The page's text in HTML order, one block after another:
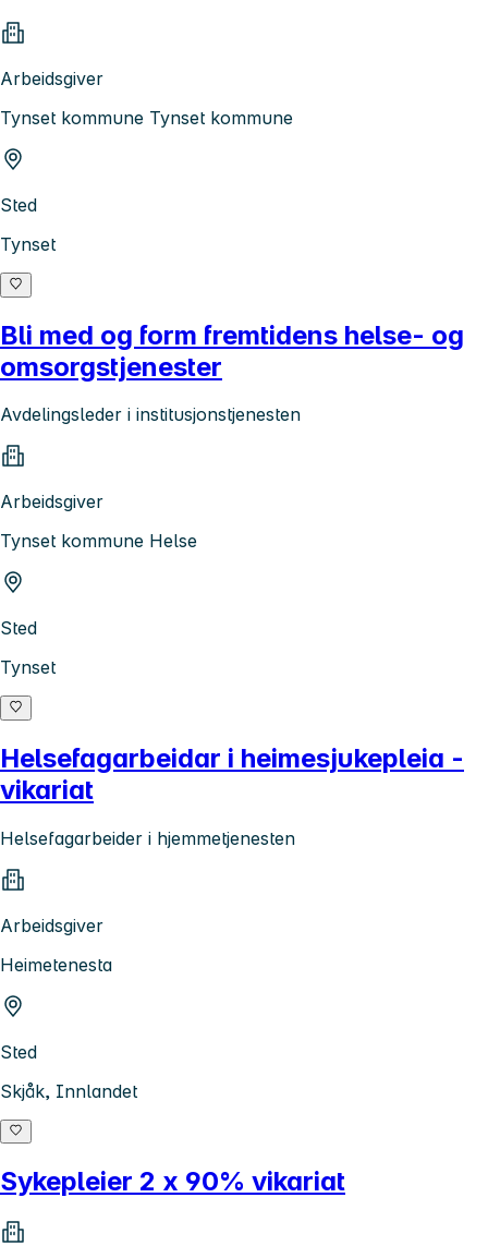
Arbeidsgiver
Tynset kommune Tynset kommune
Sted
Tynset
Bli med og form fremtidens helse- og
omsorgstjenester
Avdelingsleder i institusjonstjenesten
Arbeidsgiver
Tynset kommune Helse
Sted
Tynset
Helsefagarbeidar i heimesjukepleia -
vikariat
Helsefagarbeider i hjemmetjenesten
Arbeidsgiver
Heimetenesta
Sted
Skjåk, Innlandet
Sykepleier 2 x 90% vikariat